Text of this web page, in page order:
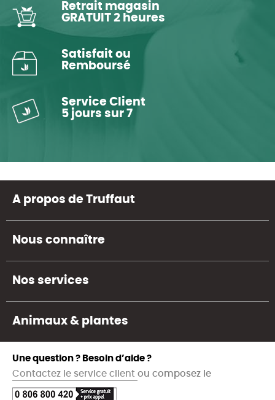
Retrait magasin
GRATUIT 2 heures
Satisfait ou
Remboursé
Service Client
5 jours sur 7
A propos de Truffaut
Nous connaître
Nos services
Animaux & plantes
Une question ? Besoin d’aide ?
Contactez le service client ou composez le